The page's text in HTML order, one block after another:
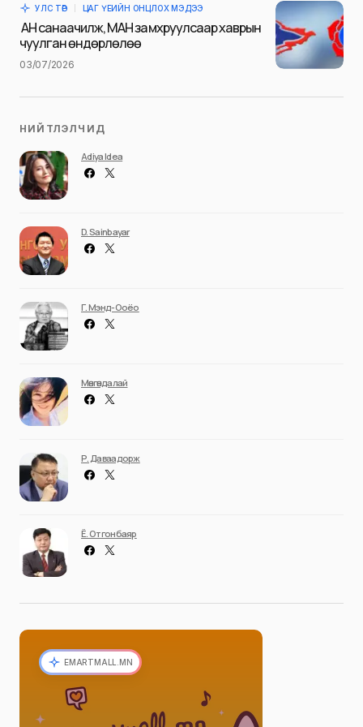
Илгээх
УЛС ТӨР ЦАГ ҮЕИЙН ОНЦЛОХ МЭДЭЭ
АН санаачилж, МАН замхруулсаар хаврын
чуулган өндөрлөлөө
03/07/2026
НИЙТЛЭЛЧИД
Adiya Idea
D. Sainbayar
Г. Мэнд-Ооёо
Мөнгөндалай
Р. Даваадорж
Ё. Отгонбаяр
EMARTMALL.MN